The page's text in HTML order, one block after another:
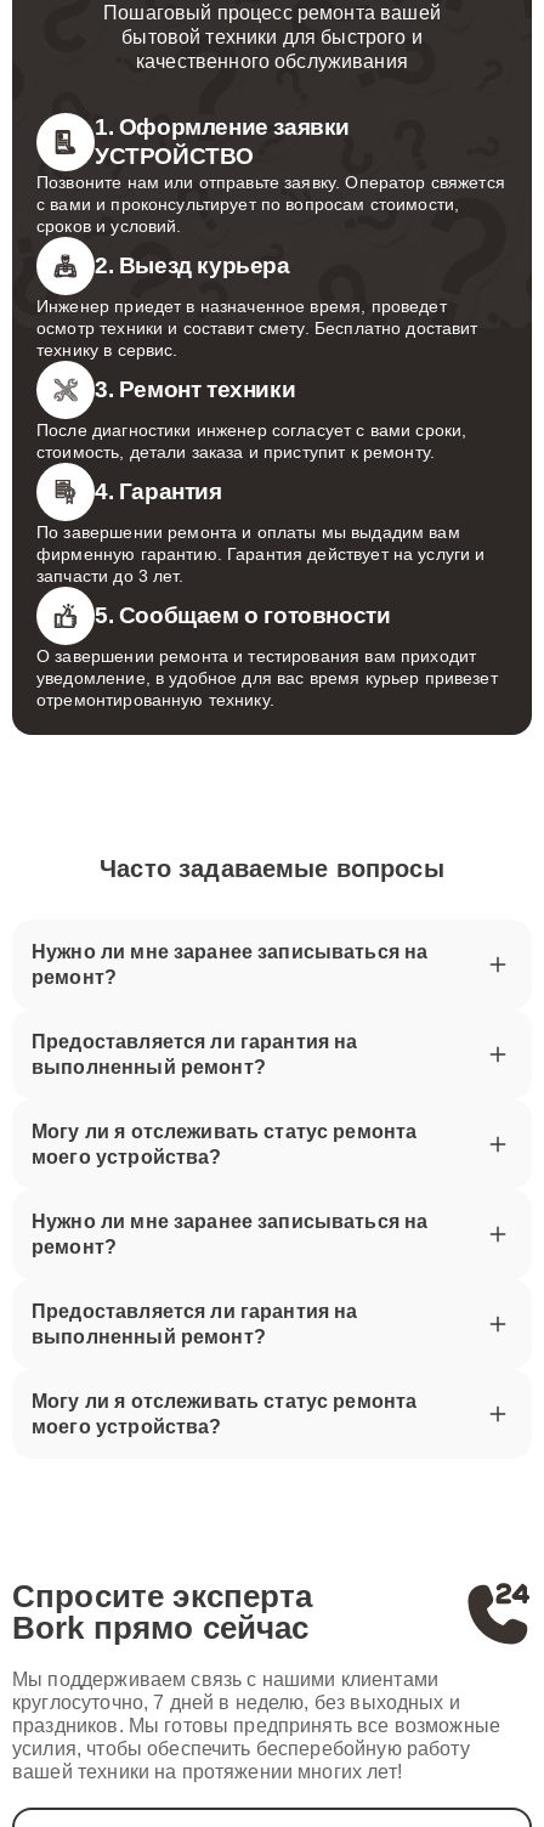
Пошаговый процесс ремонта вашей
бытовой техники для быстрого и
качественного обслуживания
1. Оформление заявки
УСТРОЙСТВО
Позвоните нам или отправьте заявку. Оператор свяжется
с вами и проконсультирует по вопросам стоимости,
сроков и условий.
2. Выезд курьера
Инженер приедет в назначенное время, проведет
осмотр техники и составит смету. Бесплатно доставит
технику в сервис.
3. Ремонт техники
После диагностики инженер согласует с вами сроки,
стоимость, детали заказа и приступит к ремонту.
4. Гарантия
По завершении ремонта и оплаты мы выдадим вам
фирменную гарантию. Гарантия действует на услуги и
запчасти до 3 лет.
5. Сообщаем о готовности
О завершении ремонта и тестирования вам приходит
уведомление, в удобное для вас время курьер привезет
отремонтированную технику.
Часто задаваемые вопросы
Нужно ли мне заранее записываться на
ремонт?
Предоставляется ли гарантия на
выполненный ремонт?
Могу ли я отслеживать статус ремонта
моего устройства?
Нужно ли мне заранее записываться на
ремонт?
Предоставляется ли гарантия на
выполненный ремонт?
Могу ли я отслеживать статус ремонта
моего устройства?
Спросите эксперта
Bork прямо сейчас
Мы поддерживаем связь с нашими клиентами
круглосуточно, 7 дней в неделю, без выходных и
праздников. Мы готовы предпринять все возможные
усилия, чтобы обеспечить бесперебойную работу
вашей техники на протяжении многих лет!